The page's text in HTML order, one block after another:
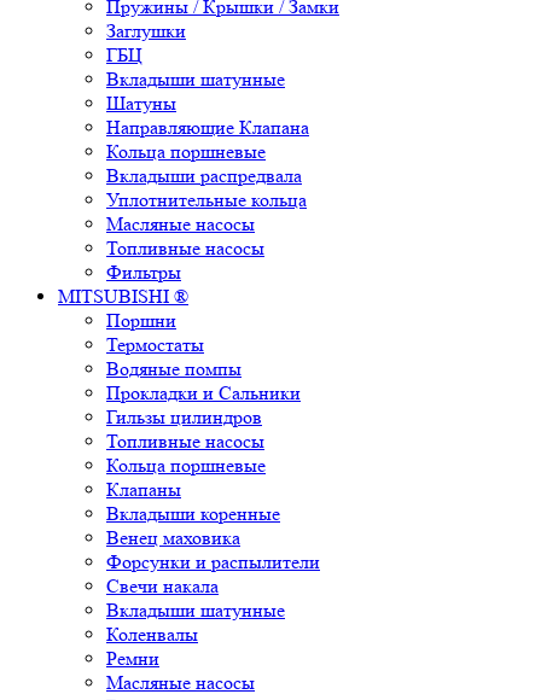
Пружины / Крышки / Замки
Заглушки
ГБЦ
Вкладыши шатунные
Шатуны
Направляющие Клапана
Кольца поршневые
Вкладыши распредвала
Уплотнительные кольца
Масляные насосы
Топливные насосы
Фильтры
MITSUBISHI ®
Поршни
Термостаты
Водяные помпы
Прокладки и Сальники
Гильзы цилиндров
Топливные насосы
Кольца поршневые
Клапаны
Вкладыши коренные
Венец маховика
Форсунки и распылители
Свечи накала
Вкладыши шатунные
Коленвалы
Ремни
Масляные насосы